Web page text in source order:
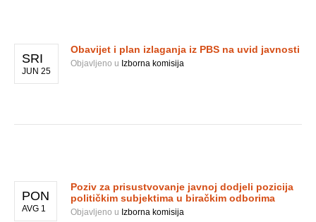
SRI
JUN 25
Obavijet i plan izlaganja iz PBS na uvid javnosti
Objavljeno u Izborna komisija
PON
AVG 1
Poziv za prisustvovanje javnoj dodjeli pozicija
političkim subjektima u biračkim odborima
Objavljeno u Izborna komisija